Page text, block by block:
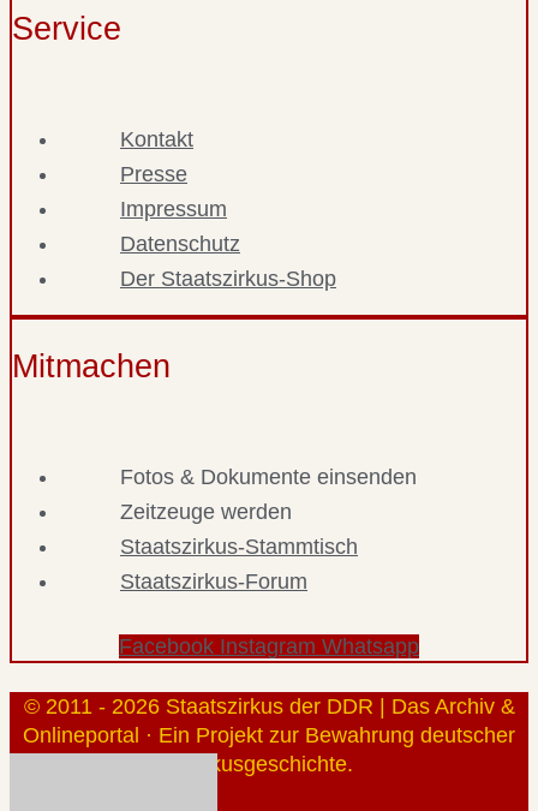
Service
Kontakt
Presse
Impressum
Datenschutz
Der Staatszirkus-Shop
Mitmachen
Fotos & Dokumente einsenden
Zeitzeuge werden
Staatszirkus-Stammtisch
Staatszirkus-Forum
Facebook Instagram Whatsapp
© 2011 - 2026 Staatszirkus der DDR | Das Archiv &
Onlineportal · Ein Projekt zur Bewahrung deutscher
Zirkusgeschichte.